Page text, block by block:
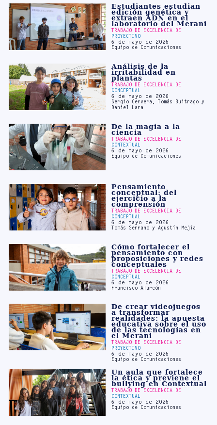
TRABAJO DE EXCELENCIA DE
PROYECTIVO
6 de mayo de 2026
Equipo de Comunicaciones
Análisis de la
irritabilidad en
plantas
CONCEPTUAL
6 de mayo de 2026
Sergio Cervera, Tomás Buitrago y
Daniel Lara
De la magia a la
ciencia
6 de mayo de 2026
Equipo de Comunicaciones
Pensamiento
TRABAJO DE EXCELENCIA DE
CONCEPTUAL
6 de mayo de 2026
Tomás Serrano y Agustín Mejía
Cómo fortalecer el
pensamiento con
proposiciones y redes
TRABAJO DE EXCELENCIA DE
CONCEPTUAL
6 de mayo de 2026
Francisco Alarcón
De crear videojuegos
a transformar
realidades: la apuesta
de las tecnologías en
el Merani
TRABAJO DE EXCELENCIA DE
PROYECTIVO
6 de mayo de 2026
Equipo de Comunicaciones
Un aula que fortalece
la ética y previene el
bullying en Contextual
TRABAJO DE EXCELENCIA DE
CONTEXTUAL
6 de mayo de 2026
Equipo de Comunicaciones
Cómo responden los
sistemas vivos